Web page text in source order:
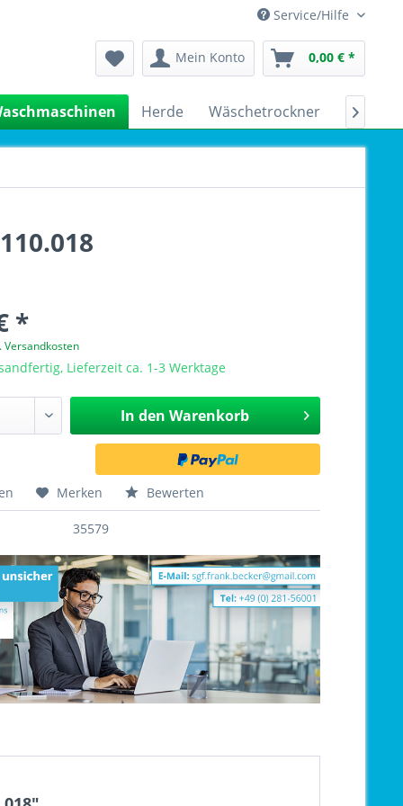
Service/Hilfe
Mein Konto 0,00 € *
Herde Wäschetrockner 
*
Versandkosten
Lieferzeit ca. 1-3 Werktage
In den Warenkorb
Merken Bewerten
35579